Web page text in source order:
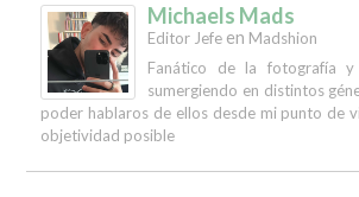
Michaels Mads
Editor Jefe en Madshion
Fanático de la fotografía
sumergiendo en distintos
poder hablaros de ellos desde mi punto de
objetividad posible